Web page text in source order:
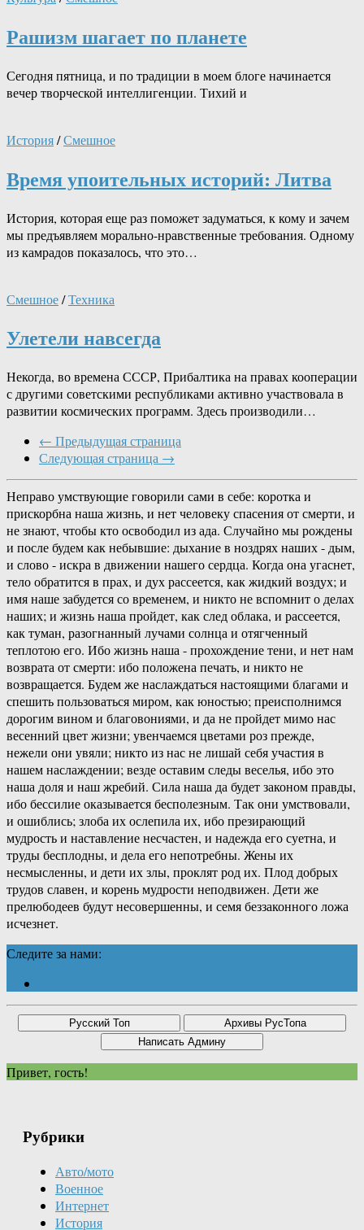
Рашизм шагает по планете
Сегодня пятница, и по традиции в моем блоге начинается
вечер творческой интеллигенции. Тихий и
История/Смешное
Время упоительных историй: Литва
История, которая еще раз поможет задуматься, к кому и зачем
мы предъявляем морально-нравственные требования. Одному
из камрадов показалось, что это…
Смешное/Техника
Улетели навсегда
Некогда, во времена СССР, Прибалтика на правах кооперации
с другими советскими республиками активно участвовала в
развитии космических программ. Здесь производили…
← Предыдущая страница
Следующая страница →
Неправо умствующие говорили сами в себе: коротка и
прискорбна наша жизнь, и нет человеку спасения от смерти, и
не знают, чтобы кто освободил из ада. Случайно мы рождены
и после будем как небывшие: дыхание в ноздрях наших - дым,
и слово - искра в движении нашего сердца. Когда она угаснет,
тело обратится в прах, и дух рассеется, как жидкий воздух; и
имя наше забудется со временем, и никто не вспомнит о делах
наших; и жизнь наша пройдет, как след облака, и рассеется,
как туман, разогнанный лучами солнца и отягченный
теплотою его. Ибо жизнь наша - прохождение тени, и нет нам
возврата от смерти: ибо положена печать, и никто не
возвращается. Будем же наслаждаться настоящими благами и
спешить пользоваться миром, как юностью; преисполнимся
дорогим вином и благовониями, и да не пройдет мимо нас
весенний цвет жизни; увенчаемся цветами роз прежде,
нежели они увяли; никто из нас не лишай себя участия в
нашем наслаждении; везде оставим следы веселья, ибо это
наша доля и наш жребий. Сила наша да будет законом правды,
ибо бессилие оказывается бесполезным. Так они умствовали,
и ошиблись; злоба их ослепила их, ибо презирающий
мудрость и наставление несчастен, и надежда его суетна, и
труды бесплодны, и дела его непотребны. Жены их
несмысленны, и дети их злы, проклят род их. Плод добрых
трудов славен, и корень мудрости неподвижен. Дети же
прелюбодеев будут несовершенны, и семя беззаконного ложа
исчезнет.
Следите за нами:
Привет, гость!
Рубрики
Авто/мото
Военное
Интернет
История